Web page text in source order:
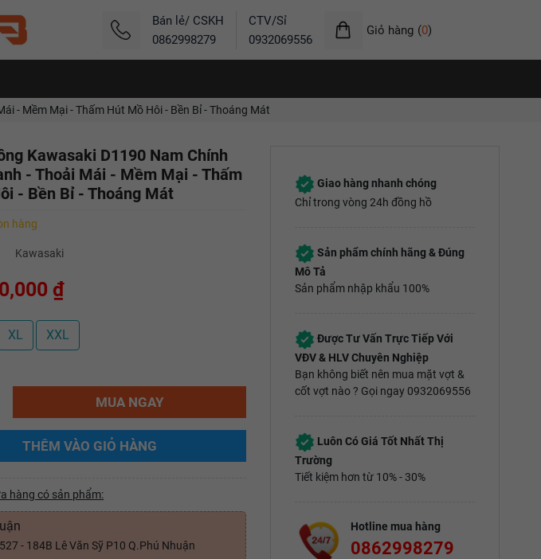
Bán lẻ/ CSKH
0862998279
CTV/Sỉ
0932069556
Giỏ hàng (0)
- Mềm Mại - Thấm Hút Mồ Hôi - Bền Bỉ - Thoáng Mát
Kawasaki D1190 Nam Chính
- Thoải Mái - Mềm Mại - Thấm
- Bền Bỉ - Thoáng Mát
hàng
Kawasaki
₫
XL XXL
MUA NGAY
THÊM VÀO GIỎ HÀNG
hàng có sản phẩm:
- 184B Lê Văn Sỹ P10 Q.Phú Nhuận
Giao hàng nhanh chóng
Chỉ trong vòng 24h đồng hồ
Sản phẩm chính hãng & Đúng
Mô Tả
Sản phẩm nhập khẩu 100%
Được Tư Vấn Trực Tiếp Với
VĐV & HLV Chuyên Nghiệp
Bạn không biết nên mua mặt vợt &
cốt vợt nào ? Gọi ngay 0932069556
Luôn Có Giá Tốt Nhất Thị
Trường
Tiết kiệm hơn từ 10% - 30%
Hotline mua hàng
0862998279